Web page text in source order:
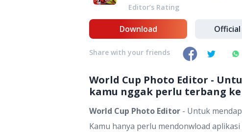
Editor’s Rating
World Cup Photo Editor -
kamu nggak perlu terbang
World Cup Photo Editor - Untuk
Kamu hanya perlu mendonwload
Download
Share with your friends